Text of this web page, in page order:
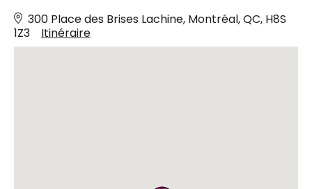
300 Place des Brises Lachine, Montréal, QC, H8S
1Z3
Itinéraire